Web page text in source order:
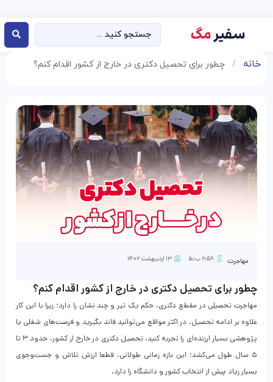
خانه / چطور برای تحصیل دکتری در خارج از کشور اقدام کنم؟
مهاجرت ۲:۵۸ ب٫ظ ۱۳ اردیبهشت ۱۴۰۲
چطور برای تحصیل دکتری در خارج از کشور اقدام کنم؟
مهاجرت تحصیلی در مقطع دکتری، حکم یک تیر و چند نشان را دارد؛ زیرا با این کار
علاوه بر ادامه تحصیل، در اکثر مواقع می‌توانید فاند بگیرید و فرصت‌های شغلی یا
پژوهشی بسیار ارزنده‌ای را تجربه کنید. تحصیل دکتری در خارج از کشور، حدود ۳ تا
۵ سال طول می‌کشد؛ این بازه زمانی طولانی، قطعا ارزش تلاش و جست‌وجوی
بسیار زیاد پیش از انتخاب کشور و دانشگاه را دارد.